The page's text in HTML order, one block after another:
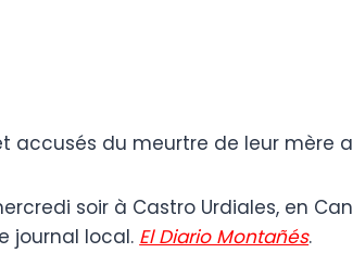
accusés du meurtre de leur mère
soir à Castro Urdiales, en
journal local. El Diario Montañés.